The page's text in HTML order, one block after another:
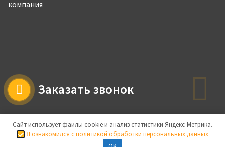
Заказать звонок
Права защищены © 2026 Нержавеющий
Сайт использует фаилы cookie и анализ статистики Яндекс-Метрика.
Я ознакомился с политикой обработки персональных данных